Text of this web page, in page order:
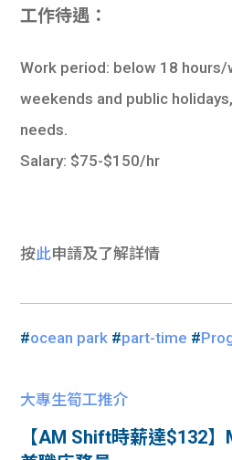
工作待遇：
Work period: below 18 hours/
weekends and public
needs.
Salary: $75-$150/hr
按此申請及了解詳情
#ocean park #part-time #
大專生筍工推介
【AM Shift時薪達$132